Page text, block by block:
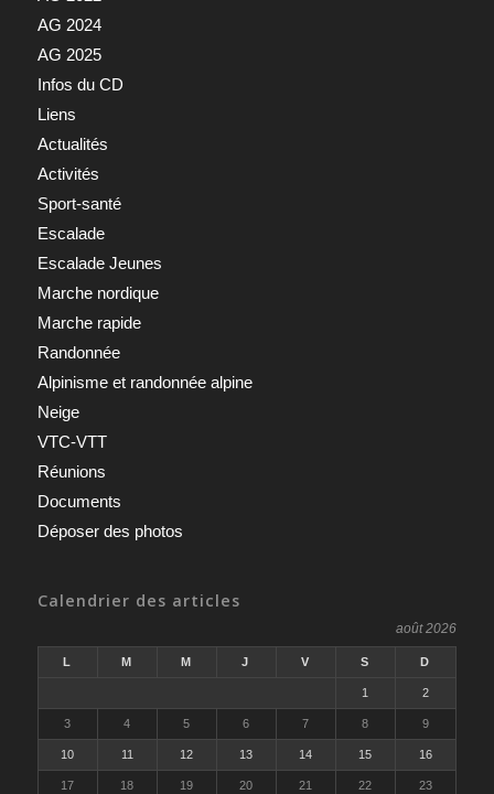
AG 2024
AG 2025
Infos du CD
Liens
Actualités
Activités
Sport-santé
Escalade
Escalade Jeunes
Marche nordique
Marche rapide
Randonnée
Alpinisme et randonnée alpine
Neige
VTC-VTT
Réunions
Documents
Déposer des photos
Calendrier des articles
août 2026
L M M J V S D
1 2
3 4 5 6 7 8 9
10 11 12 13 14 15 16
17 18 19 20 21 22 23